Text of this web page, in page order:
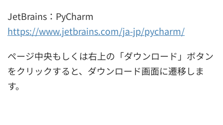
JetBrains：PyCharm
https://www.jetbrains.com/ja-jp/pycharm/
ページ中央もしくは右上の「ダウンロード」ボタン
をクリックすると、ダウンロード画面に遷移しま
す。